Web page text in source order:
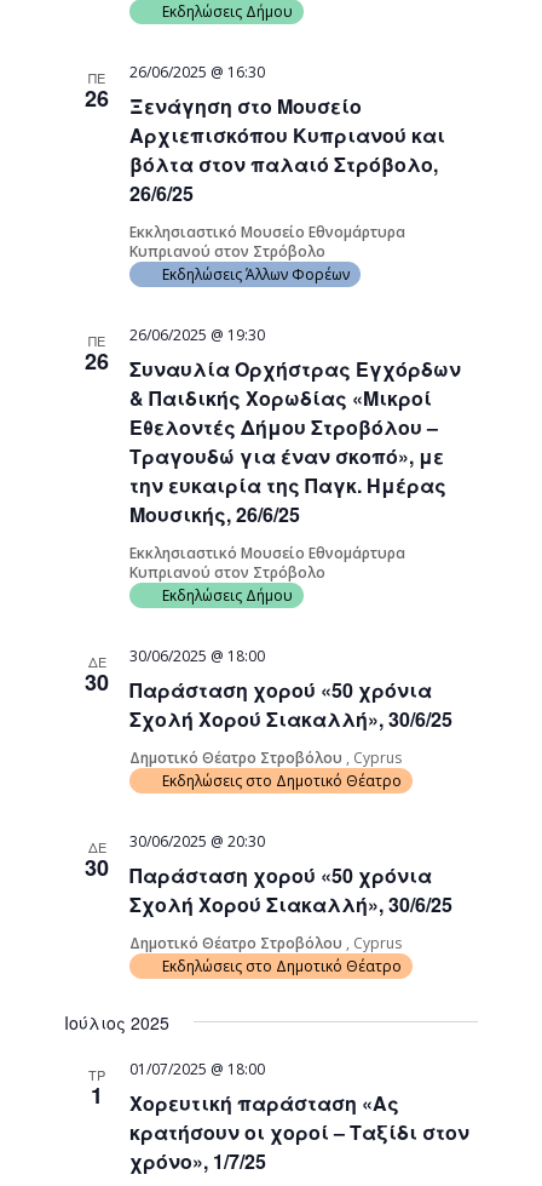
Εκδηλώσεις Δήμου
ΠΕ
26
Ξενάγηση στο Μουσείο
Αρχιεπισκόπου Κυπριανού και
βόλτα στον παλαιό Στρόβολο,
26/6/25
26/06/2025 @ 16:30
Εκκλησιαστικό Μουσείο Εθνομάρτυρα
Κυπριανού στον Στρόβολο
Εκδηλώσεις Άλλων Φορέων
ΠΕ
26
Συναυλία Ορχήστρας Εγχόρδων
& Παιδικής Χορωδίας «Μικροί
Εθελοντές Δήμου Στροβόλου –
Τραγουδώ για έναν σκοπό», με
την ευκαιρία της Παγκ. Ημέρας
Μουσικής, 26/6/25
26/06/2025 @ 19:30
Εκκλησιαστικό Μουσείο Εθνομάρτυρα
Κυπριανού στον Στρόβολο
Εκδηλώσεις Δήμου
ΔΕ
30
Παράσταση χορού «50 χρόνια
Σχολή Χορού Σιακαλλή», 30/6/25
30/06/2025 @ 18:00
Δημοτικό Θέατρο Στροβόλου , Cyprus
Εκδηλώσεις στο Δημοτικό Θέατρο
ΔΕ
30
Παράσταση χορού «50 χρόνια
Σχολή Χορού Σιακαλλή», 30/6/25
30/06/2025 @ 20:30
Δημοτικό Θέατρο Στροβόλου , Cyprus
Εκδηλώσεις στο Δημοτικό Θέατρο
Ιούλιος 2025
ΤΡ
1
Χορευτική παράσταση «Ας
κρατήσουν οι χοροί – Ταξίδι στον
χρόνο», 1/7/25
01/07/2025 @ 18:00